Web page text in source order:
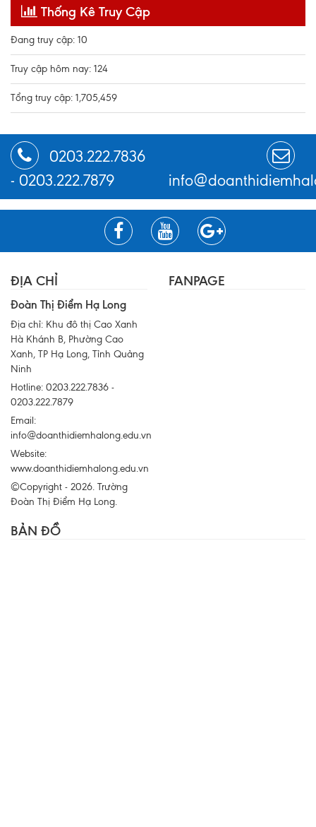
Thống Kê Truy Cập
Đang truy cập: 10
Truy cập hôm nay: 124
Tổng truy cập: 1,705,459
0203.222.7836
- 0203.222.7879
ĐỊA CHỈ
Đoàn Thị Điểm Hạ Long
Địa chỉ: Khu đô thị Cao Xanh
Hà Khánh B, Phường Cao
Xanh, TP Hạ Long, Tỉnh Quảng
Ninh
Hotline: 0203.222.7836 -
0203.222.7879
Email:
info@doanthidiemhalong.edu.vn
Website:
www.doanthidiemhalong.edu.vn
©Copyright - 2026. Trường
Đoàn Thị Điểm Hạ Long.
FANPAGE
BẢN ĐỒ